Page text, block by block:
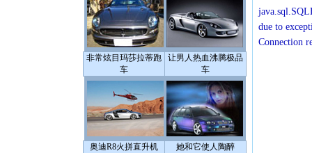
非常炫目玛莎拉蒂跑
车
让男人热血沸腾极品
车
奥迪R8火拼直升机 她和它使人陶醉
due to
Connection